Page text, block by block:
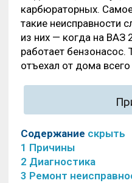
карбюраторных.
такие неисправности
из них — когда на ВАЗ
работает бензонасос.
отъехал от дома
Содержание скрыть
1 Причины
2 Диагностика
3 Ремонт